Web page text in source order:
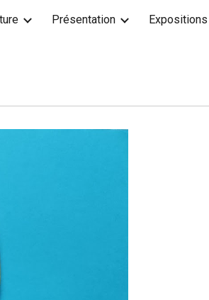
Présentation Expositions